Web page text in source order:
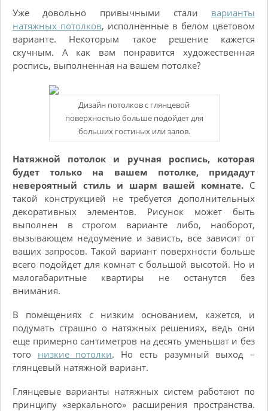
Уже довольно привычными стали варианты
натяжных потолков, исполненные в белом цветовом
варианте. Некоторым такое решение кажется
скучным. А как вам понравится художественная
роспись, выполненная на вашем потолке?
Дизайн потолков с глянцевой
поверхностью больше подойдет для
больших гостиных или залов.
Натяжной потолок и ручная роспись, которая
будет только на вашем потолке, придадут
невероятный стиль и шарм вашей комнате. С
такой конструкцией не требуется дополнительных
декоративных элементов. Рисунок может быть
выполнен в строгом варианте либо, наоборот,
вызывающем недоумение и зависть, все зависит от
ваших запросов. Такой вариант поверхности больше
всего подойдет для комнат с большой высотой. Но и
малогабаритные квартиры не останутся без
внимания.
В помещениях с низким основанием, кажется, и
подумать страшно о натяжных решениях, ведь они
еще примерно сантиметров на десять уменьшат и без
того низкие потолки. Но есть разумный выход –
глянцевый натяжной вариант.
Глянцевые варианты натяжных систем работают по
принципу «зеркального» расширения пространства.